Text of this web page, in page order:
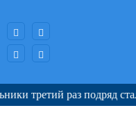
раз подряд стали